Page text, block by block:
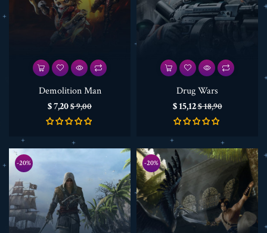
Demolition Man
Prijs
$ 7,20Normale
prijs
$ 9,00
Drug Wars
Prijs
$ 15,12Normale
prijs
$ 18,90
-20% -20%